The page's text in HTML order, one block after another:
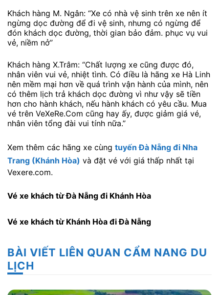
Khách hàng M. Ngân: “Xe có nhà vệ sinh trên xe nên ít
ngừng dọc đường để đi vệ sinh, nhưng có ngừng để
đón khách dọc đường, thời gian bảo đảm. phục vụ vui
vẻ, niềm nở”
Khách hàng X.Trâm: “Chất lượng xe cũng được đó,
nhân viên vui vẻ, nhiệt tình. Có điều là hãng xe Hà Linh
nên mềm mại hơn về quá trình vận hành của mình, nên
có thêm lịch trả khách dọc đường vì như vậy sẽ tiền
hơn cho hành khách, nếu hành khách có yêu cầu. Mua
vé trên VeXeRe.Com cũng hay ấy, được giảm giá vé,
nhân viên tổng đài vui tính nữa.”
Xem thêm các hãng xe cùng tuyến Đà Nẵng đi Nha
Trang (Khánh Hòa) và đặt vé với giá thấp nhất tại
Vexere.com.
Vé xe khách từ Đà Nẵng đi Khánh Hòa
Vé xe khách từ Khánh Hòa đi Đà Nẵng
BÀI VIẾT LIÊN QUAN CẨM NANG DU
LỊCH